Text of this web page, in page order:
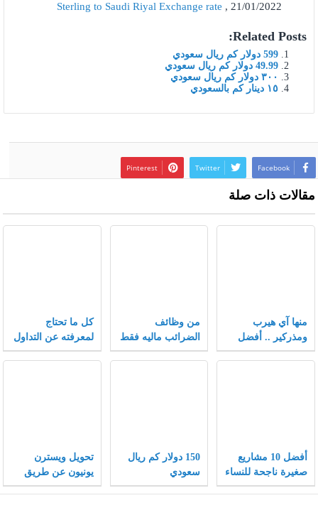
Sterling to Saudi Riyal Exchange rate , 21/01/2022
Related Posts:
599 دولار كم ريال سعودي
49.99 دولار كم ريال سعودي
٣٠٠ دولار كم ريال سعودي
١٥ دينار كم بالسعودي
Facebook
Twitter
Pinterest
مقالات ذات صلة
منها آي هيرب
ومذركير .. أفضل
كوبونات خصم تلقى
من وظائف
الضرائب ماليه فقط
كل ما تحتاج
لمعرفته عن التداول
في سوق الفوركس
أفضل 10 مشاريع
صغيرة ناجحة للنساء
ونصائح هامة لنجاح
150 دولار كم ريال
سعودي
تحويل ويسترن
يونيون عن طريق
الفيزا